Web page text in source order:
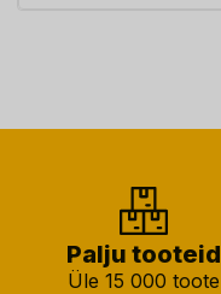
Palju tooteid
Üle 15 000 toote